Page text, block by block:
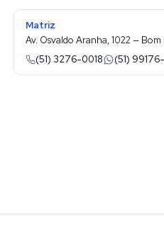
Matriz
Av. Osvaldo Aranha, 1022 —
(51) 3276-0018
(51)